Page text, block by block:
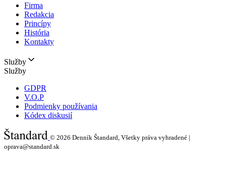
Firma
Redakcia
Princípy
História
Kontakty
Služby
Služby
GDPR
V.O.P
Podmienky používania
Kódex diskusií
© 2026 Denník Štandard, Všetky práva vyhradené |
oprava@standard.sk